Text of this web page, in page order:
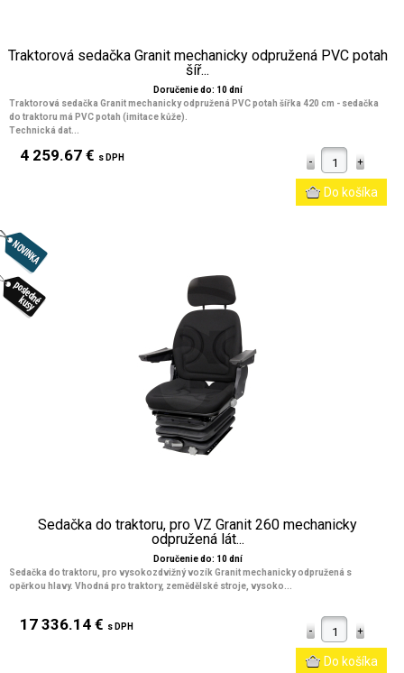
Traktorová sedačka Granit mechanicky odpružená PVC potah
šíř...
Doručenie do: 10 dní
Traktorová sedačka Granit mechanicky odpružená PVC potah šířka 420 cm - sedačka
do traktoru má PVC potah (imitace kůže).
Technická dat...
4 259.67 € s DPH
Sedačka do traktoru, pro VZ Granit 260 mechanicky
odpružená lát...
Doručenie do: 10 dní
Sedačka do traktoru, pro vysokozdvižný vozík Granit mechanicky odpružená s
opěrkou hlavy. Vhodná pro traktory, zemědělské stroje, vysoko...
17 336.14 € s DPH